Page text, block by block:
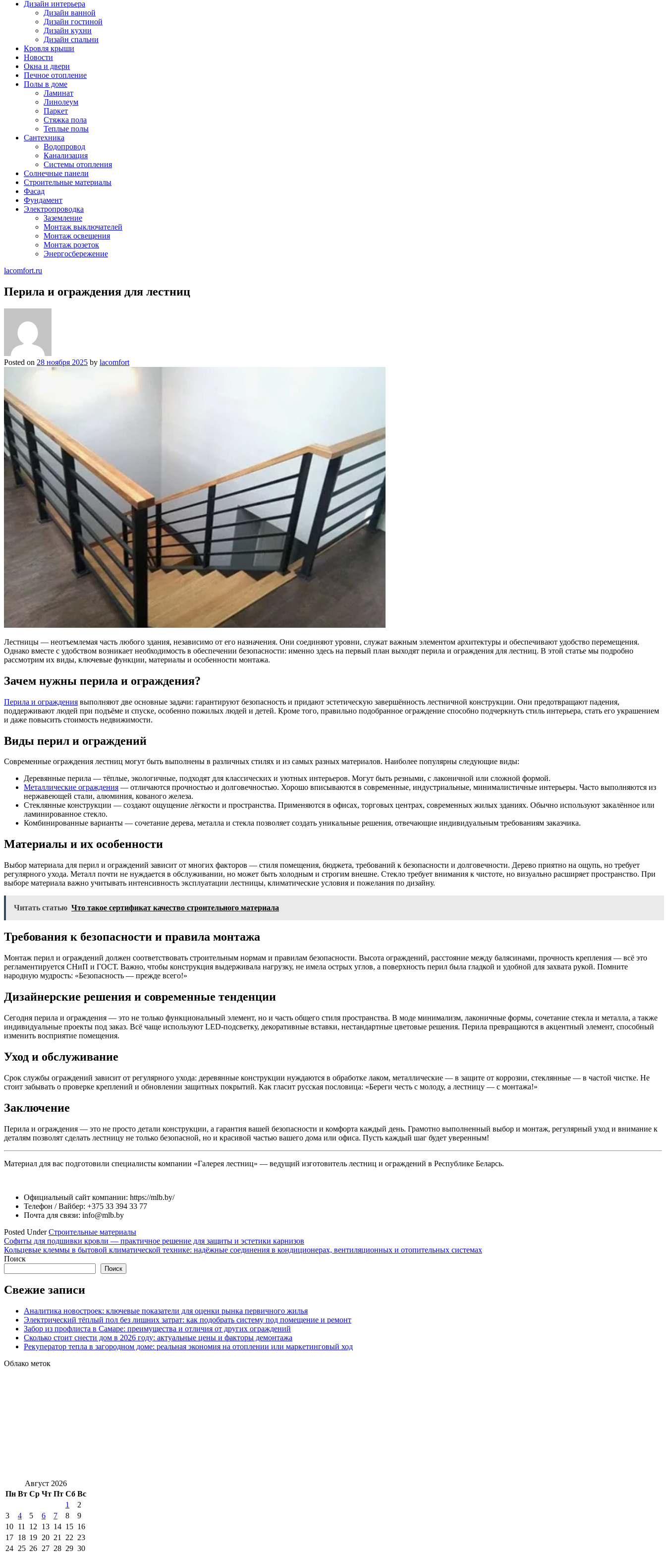
Дизайн интерьера
Дизайн ванной
Дизайн гостиной
Дизайн кухни
Дизайн спальни
Кровля крыши
Новости
Окна и двери
Печное отопление
Полы в доме
Ламинат
Линолеум
Паркет
Стяжка пола
Теплые полы
Сантехника
Водопровод
Канализация
Системы отопления
Солнечные панели
Строительные материалы
Фасад
Фундамент
Электропроводка
Заземление
Монтаж выключателей
Монтаж освещения
Монтаж розеток
Энергосбережение
lacomfort.ru
Перила и ограждения для лестниц
Posted on 28 ноября 2025 by lacomfort
Лестницы — неотъемлемая часть любого здания, независимо от его назначения. Они соединяют уровни, служат важным элементом архитектуры и обеспечивают удобство перемещения.
Однако вместе с удобством возникает необходимость в обеспечении безопасности: именно здесь на первый план выходят перила и ограждения для лестниц. В этой статье мы подробно
рассмотрим их виды, ключевые функции, материалы и особенности монтажа.
Зачем нужны перила и ограждения?
Перила и ограждения выполняют две основные задачи: гарантируют безопасность и придают эстетическую завершённость лестничной конструкции. Они предотвращают падения,
поддерживают людей при подъёме и спуске, особенно пожилых людей и детей. Кроме того, правильно подобранное ограждение способно подчеркнуть стиль интерьера, стать его украшением
и даже повысить стоимость недвижимости.
Виды перил и ограждений
Современные ограждения лестниц могут быть выполнены в различных стилях и из самых разных материалов. Наиболее популярны следующие виды:
Деревянные перила — тёплые, экологичные, подходят для классических и уютных интерьеров. Могут быть резными, с лаконичной или сложной формой.
Металлические ограждения — отличаются прочностью и долговечностью. Хорошо вписываются в современные, индустриальные, минималистичные интерьеры. Часто выполняются из
нержавеющей стали, алюминия, кованого железа.
Стеклянные конструкции — создают ощущение лёгкости и пространства. Применяются в офисах, торговых центрах, современных жилых зданиях. Обычно используют закалённое или
ламинированное стекло.
Комбинированные варианты — сочетание дерева, металла и стекла позволяет создать уникальные решения, отвечающие индивидуальным требованиям заказчика.
Материалы и их особенности
Выбор материала для перил и ограждений зависит от многих факторов — стиля помещения, бюджета, требований к безопасности и долговечности. Дерево приятно на ощупь, но требует
регулярного ухода. Металл почти не нуждается в обслуживании, но может быть холодным и строгим внешне. Стекло требует внимания к чистоте, но визуально расширяет пространство. При
выборе материала важно учитывать интенсивность эксплуатации лестницы, климатические условия и пожелания по дизайну.
Читать статью Что такое сертификат качество строительного материала
Требования к безопасности и правила монтажа
Монтаж перил и ограждений должен соответствовать строительным нормам и правилам безопасности. Высота ограждений, расстояние между балясинами, прочность крепления — всё это
регламентируется СНиП и ГОСТ. Важно, чтобы конструкция выдерживала нагрузку, не имела острых углов, а поверхность перил была гладкой и удобной для захвата рукой. Помните
народную мудрость: «Безопасность — прежде всего!»
Дизайнерские решения и современные тенденции
Сегодня перила и ограждения — это не только функциональный элемент, но и часть общего стиля пространства. В моде минимализм, лаконичные формы, сочетание стекла и металла, а также
индивидуальные проекты под заказ. Всё чаще используют LED-подсветку, декоративные вставки, нестандартные цветовые решения. Перила превращаются в акцентный элемент, способный
изменить восприятие помещения.
Уход и обслуживание
Срок службы ограждений зависит от регулярного ухода: деревянные конструкции нуждаются в обработке лаком, металлические — в защите от коррозии, стеклянные — в частой чистке. Не
стоит забывать о проверке креплений и обновлении защитных покрытий. Как гласит русская пословица: «Береги честь с молоду, а лестницу — с монтажа!»
Заключение
Перила и ограждения — это не просто детали конструкции, а гарантия вашей безопасности и комфорта каждый день. Грамотно выполненный выбор и монтаж, регулярный уход и внимание к
деталям позволят сделать лестницу не только безопасной, но и красивой частью вашего дома или офиса. Пусть каждый шаг будет уверенным!
Материал для вас подготовили специалисты компании «Галерея лестниц» — ведущий изготовитель лестниц и ограждений в Республике Беларсь.
Официальный сайт компании: https://mlb.by/
Телефон / Вайбер: +375 33 394 33 77
Почта для связи: info@mlb.by
Posted UnderСтроительные материалы
Навигация
по
Софиты для подшивки кровли — практичное решение для защиты и эстетики карнизов
Кольцевые клеммы в бытовой климатической технике: надёжные соединения в кондиционерах, вентиляционных и отопительных системах
Поиск
Поиск
Свежие записи
Аналитика новостроек: ключевые показатели для оценки рынка первичного жилья
Электрический тёплый пол без лишних затрат: как подобрать систему под помещение и ремонт
Забор из профлиста в Самаре: преимущества и отличия от других ограждений
Сколько стоит снести дом в 2026 году: актуальные цены и факторы демонтажа
Рекуператор тепла в загородном доме: реальная экономия на отоплении или маркетинговый ход
Облако меток
Август 2026
Пн Вт Ср Чт Пт Сб Вс
1
2
3
4 5 6 7 8
9
10 11 12 13 14 15 16
17 18 19 20 21 22 23
24 25 26 27 28 29 30